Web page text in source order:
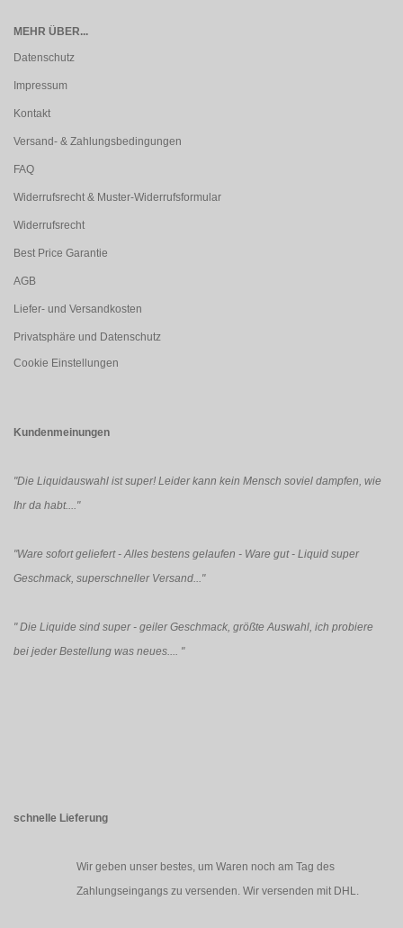
MEHR ÜBER...
Datenschutz
Impressum
Kontakt
Versand- & Zahlungsbedingungen
FAQ
Widerrufsrecht & Muster-Widerrufsformular
Widerrufsrecht
Best Price Garantie
AGB
Liefer- und Versandkosten
Privatsphäre und Datenschutz
Cookie Einstellungen
Kundenmeinungen
"Die Liquidauswahl ist super! Leider kann kein Mensch soviel dampfen, wie
Ihr da habt...."
"Ware sofort geliefert - Alles bestens gelaufen - Ware gut - Liquid super
Geschmack, superschneller Versand..."
"Die Liquide sind super - geiler Geschmack, größte Auswahl, ich probiere
bei jeder Bestellung was neues.... "
schnelle Lieferung
Wir geben unser bestes, um Waren noch am Tag des
Zahlungseingangs zu versenden. Wir versenden mit DHL.